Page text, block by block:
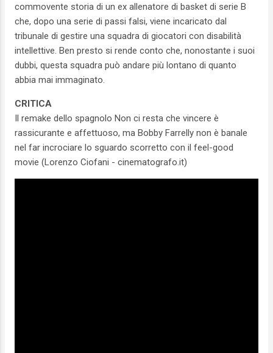
commovente storia di un ex allenatore di basket di serie B
che, dopo una serie di passi falsi, viene incaricato dal
tribunale di gestire una squadra di giocatori con disabilità
intellettive. Ben presto si rende conto che, nonostante i suoi
dubbi, questa squadra può andare più lontano di quanto
abbia mai immaginato.
CRITICA
Il remake dello spagnolo Non ci resta che vincere è
rassicurante e affettuoso, ma Bobby Farrelly non è banale
nel far incrociare lo sguardo scorretto con il feel-good
movie (Lorenzo Ciofani - cinematografo.it)